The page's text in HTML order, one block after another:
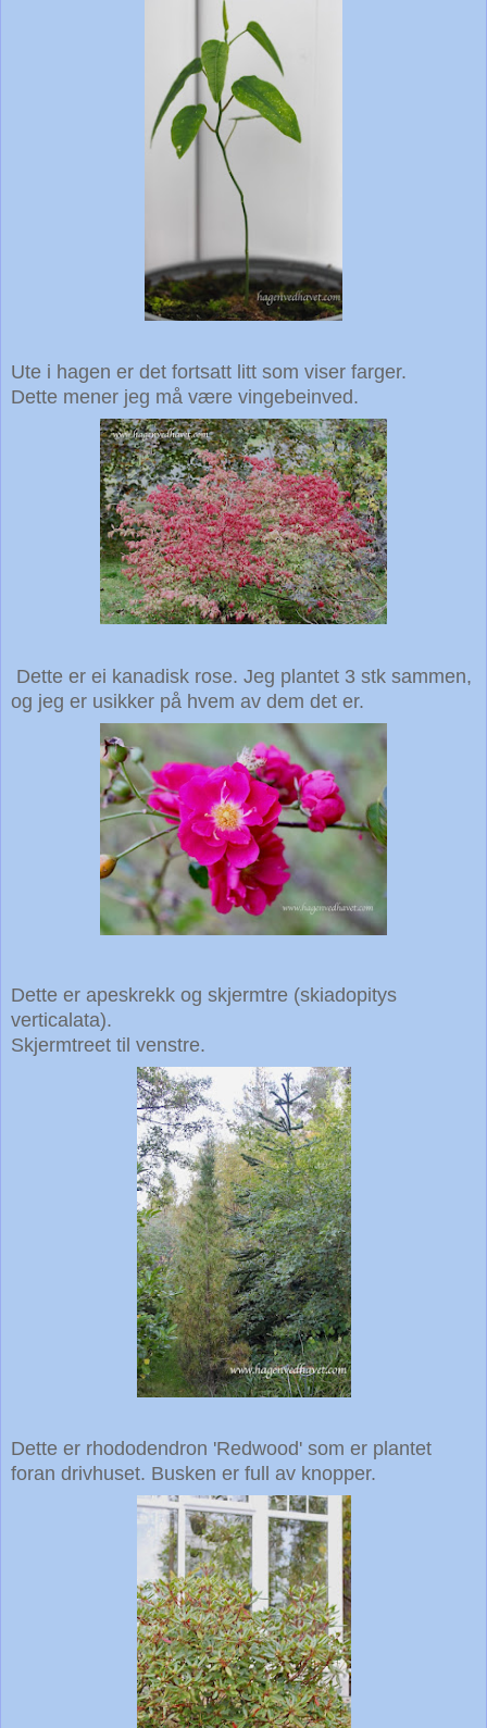
Ute i hagen er det fortsatt litt som viser farger.
Dette mener jeg må være vingebeinved.
Dette er ei kanadisk rose. Jeg plantet 3 stk sammen,
og jeg er usikker på hvem av dem det er.
Dette er apeskrekk og skjermtre (skiadopitys
verticalata).
Skjermtreet til venstre.
Dette er rhododendron 'Redwood' som er plantet
foran drivhuset. Busken er full av knopper.